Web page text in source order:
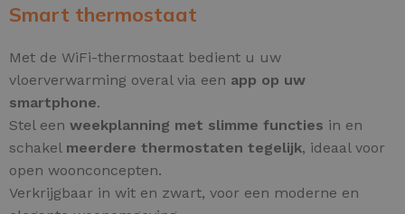
Smart thermostaat
Met de WiFi-thermostaat bedient u uw
vloerverwarming overal via een app op uw
smartphone.
Stel een weekplanning met slimme functies in en
schakel meerdere thermostaten tegelijk, ideaal voor
open woonconcepten.
Verkrijgbaar in wit en zwart, voor een moderne en